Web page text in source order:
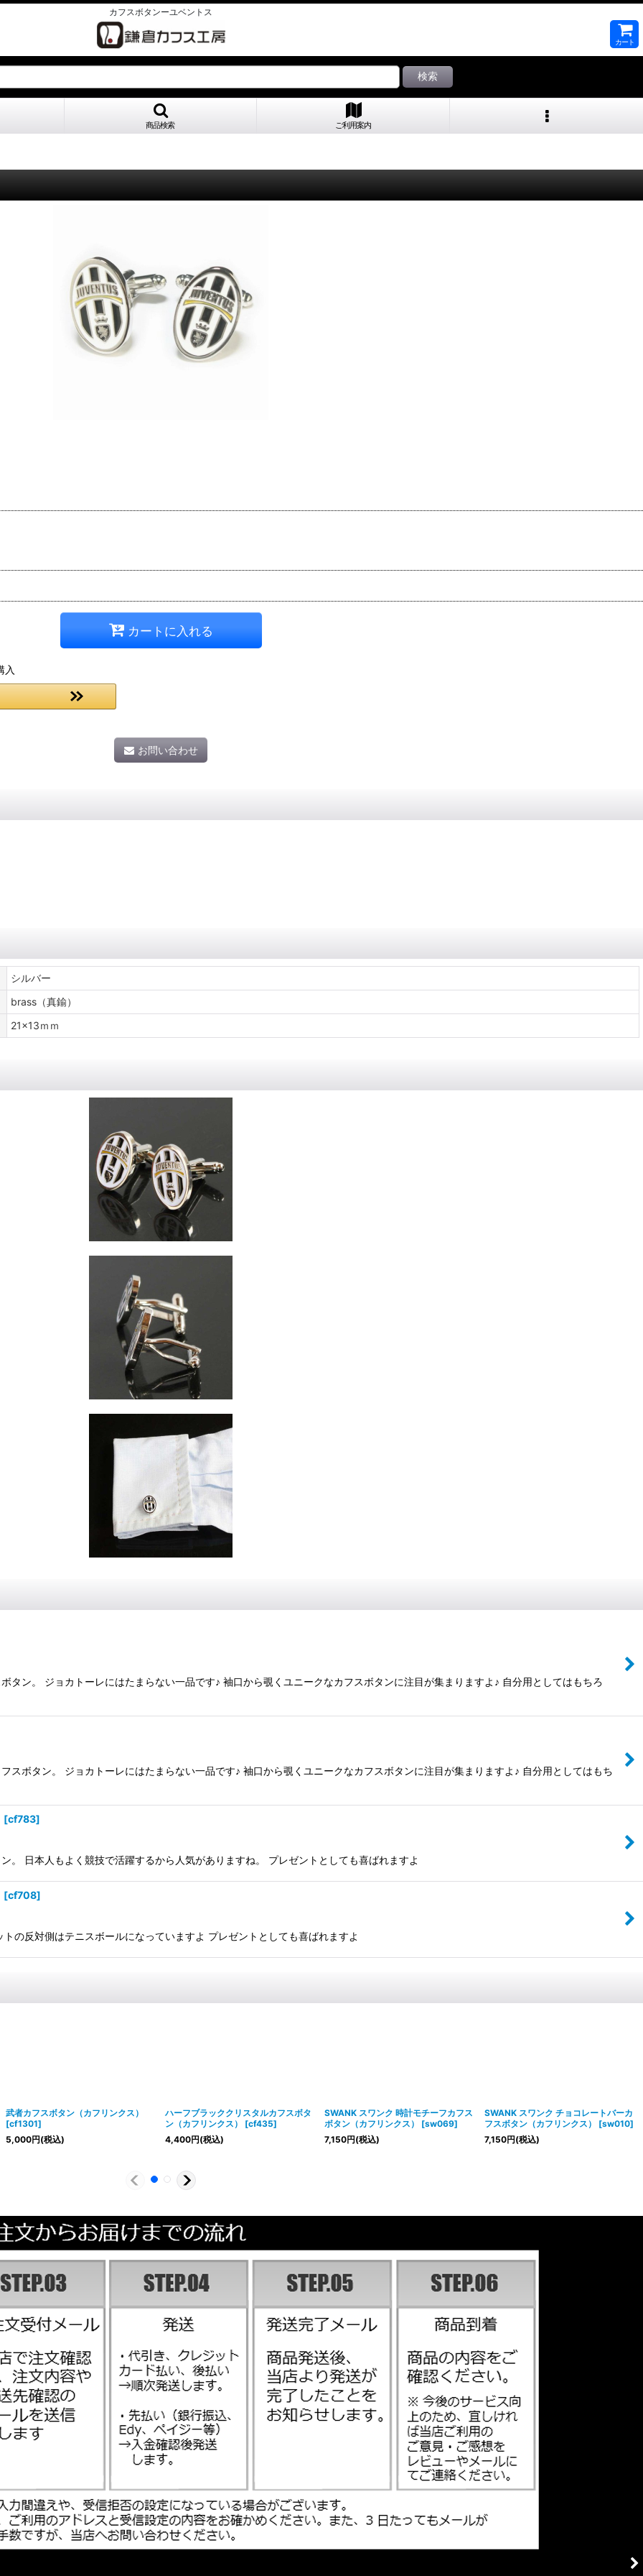
カフスボタンーユベントス
カート
検索
商品検索 ご利用案内
カートに入れる
入
お問い合わせ
シルバー
brass（真鍮）
21x13ｍｍ
タン。 ジョカトーレにはたまらない一品です♪ 袖口から覗くユニークなカフスボタンに注目が集まりますよ♪ 自分用としてはもちろ
スボタン。 ジョカトーレにはたまらない一品です♪ 袖口から覗くユニークなカフスボタンに注目が集まりますよ♪ 自分用としてはもち
[cf783]
。 日本人もよく競技で活躍するから人気がありますね。 プレゼントとしても喜ばれますよ
[cf708]
の反対側はテニスボールになっていますよ プレゼントとしても喜ばれますよ
武者カフスボタン（カフリンクス）
[cf1301]
5,000円(税込)
ハーフブラッククリスタルカフスボタ
ン（カフリンクス）
[cf435]
4,400円(税込)
SWANK スワンク 時計モチーフカフス
ボタン（カフリンクス）
[sw069]
7,150円(税込)
SWANK スワンク チョコレートバーカ
フスボタン（カフリンクス）
[sw010]
7,150円(税込)